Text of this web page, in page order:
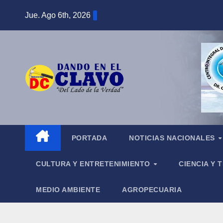
Jue. Ago 6th, 2026
PORTADA NOTICIAS NACIONALES
CULTURA Y ENTRETENIMIENTO CIENCIA Y
MEDIO AMBIENTE AGROPECUARIA